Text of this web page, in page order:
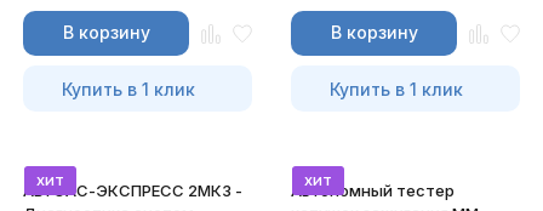
В корзину
Купить в 1 клик
В корзину
Купить в 1 клик
хит
АВТОАС-ЭКСПРЕСС 2МК3 -
хит
Автономный тестер